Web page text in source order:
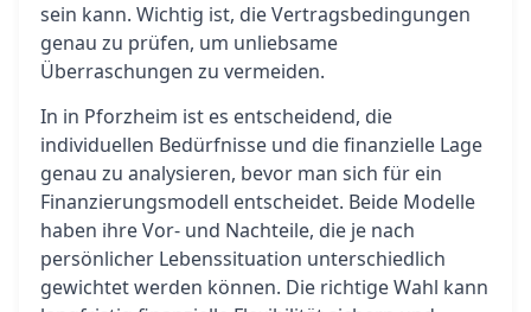
sein kann. Wichtig ist, die Vertragsbedingungen
genau zu prüfen, um unliebsame
Überraschungen zu vermeiden.
In in Pforzheim ist es entscheidend, die
individuellen Bedürfnisse und die finanzielle Lage
genau zu analysieren, bevor man sich für ein
Finanzierungsmodell entscheidet. Beide Modelle
haben ihre Vor- und Nachteile, die je nach
persönlicher Lebenssituation unterschiedlich
gewichtet werden können. Die richtige Wahl kann